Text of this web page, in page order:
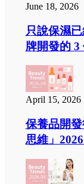
June 18, 2026
只說保濕
牌開發的 3
April 15, 2026
保養品開
思維」